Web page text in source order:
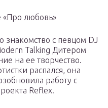
«Про любовь»
с певцом DJ
Talking Дитером
на ее творчество.
распался, она
работу с
Reflex.